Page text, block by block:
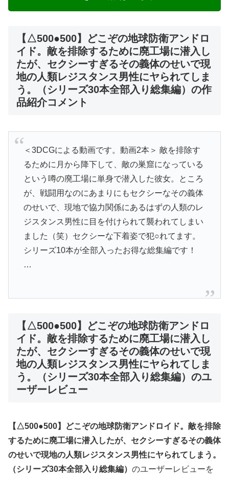
【△500●500】どこぞの地球防衛アンドロ
イド。敵を排除するために廃工場に潜入し
たが、セクシーすぎるその義体のせいで現
地の人類レジスタンス男性にヤられてしま
う。（シリーズ30本全部入り総集編）の作
品紹介コメント
＜3DCGによる動画です。動画2本＞ 敵を排除す
るために月から降下して、敵の巣窟になっている
という噂の廃工場に単身で潜入した彼女。ところ
が、戦闘用なのにあまりにもセクシーなその義体
のせいで、現地で協力関係にあるはずの人類のレ
ジスタンス男性に目を付けられて襲われてしまい
ました（笑）セクシーな下着姿で犯○れてます。
シリーズ10本が全部入ったお得な総集編です！
…
【△500●500】どこぞの地球防衛アンドロ
イド。敵を排除するために廃工場に潜入し
たが、セクシーすぎるその義体のせいで現
地の人類レジスタンス男性にヤられてしま
う。（シリーズ30本全部入り総集編）のユ
ーザーレビュー
【△500●500】どこぞの地球防衛アンドロイド。敵を排除
するために廃工場に潜入したが、セクシーすぎるその義体
のせいで現地の人類レジスタンス男性にヤられてしまう。
（シリーズ30本全部入り総集編） のユーザーレビューを